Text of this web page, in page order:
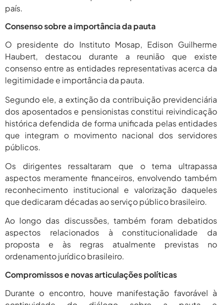
país.
Consenso sobre a importância da pauta
O presidente do Instituto Mosap, Edison Guilherme
Haubert, destacou durante a reunião que existe
consenso entre as entidades representativas acerca da
legitimidade e importância da pauta.
Segundo ele, a extinção da contribuição previdenciária
dos aposentados e pensionistas constitui reivindicação
histórica defendida de forma unificada pelas entidades
que integram o movimento nacional dos servidores
públicos.
Os dirigentes ressaltaram que o tema ultrapassa
aspectos meramente financeiros, envolvendo também
reconhecimento institucional e valorização daqueles
que dedicaram décadas ao serviço público brasileiro.
Ao longo das discussões, também foram debatidos
aspectos relacionados à constitucionalidade da
proposta e às regras atualmente previstas no
ordenamento jurídico brasileiro.
Compromissos e novas articulações políticas
Durante o encontro, houve manifestação favorável à